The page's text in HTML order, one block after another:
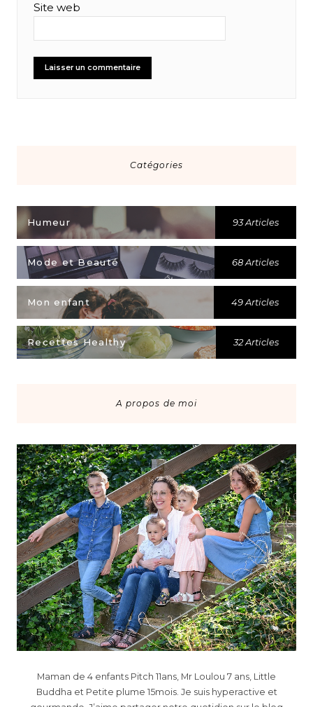
Site web
Catégories
Humeur 93 Articles
Mode et Beauté 68 Articles
Mon enfant 49 Articles
Recettes Healthy 32 Articles
A propos de moi
Maman de 4 enfants Pitch 11ans, Mr Loulou 7 ans, Little
Buddha et Petite plume 15mois. Je suis hyperactive et